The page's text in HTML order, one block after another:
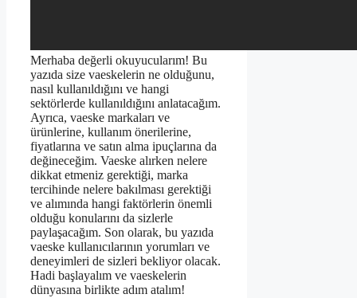
Merhaba değerli okuyucularım! Bu
yazıda size vaeskelerin ne olduğunu,
nasıl kullanıldığını ve hangi
sektörlerde kullanıldığını anlatacağım.
Ayrıca, vaeske markaları ve
ürünlerine, kullanım önerilerine,
fiyatlarına ve satın alma ipuçlarına da
değineceğim. Vaeske alırken nelere
dikkat etmeniz gerektiği, marka
tercihinde nelere bakılması gerektiği
ve alımında hangi faktörlerin önemli
olduğu konularını da sizlerle
paylaşacağım. Son olarak, bu yazıda
vaeske kullanıcılarının yorumları ve
deneyimleri de sizleri bekliyor olacak.
Hadi başlayalım ve vaeskelerin
dünyasına birlikte adım atalım!